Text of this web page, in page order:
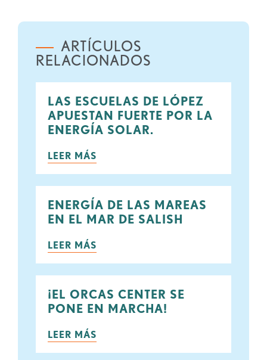
ARTÍCULOS
RELACIONADOS
LAS ESCUELAS DE LÓPEZ
APUESTAN FUERTE POR LA
ENERGÍA SOLAR.
LEER MÁS
ENERGÍA DE LAS MAREAS
EN EL MAR DE SALISH
LEER MÁS
¡EL ORCAS CENTER SE
PONE EN MARCHA!
LEER MÁS